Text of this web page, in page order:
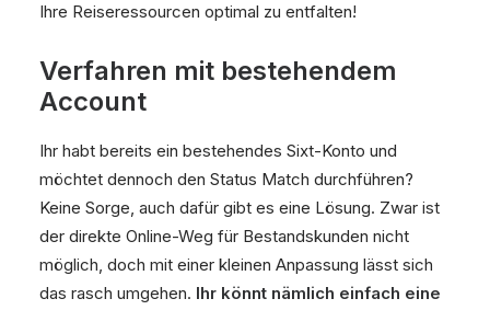
Ihre Reiseressourcen optimal zu entfalten!
Verfahren mit bestehendem
Account
Ihr habt bereits ein bestehendes Sixt-Konto und
möchtet dennoch den Status Match durchführen?
Keine Sorge, auch dafür gibt es eine Lösung. Zwar ist
der direkte Online-Weg für Bestandskunden nicht
möglich, doch mit einer kleinen Anpassung lässt sich
das rasch umgehen. Ihr könnt nämlich einfach eine